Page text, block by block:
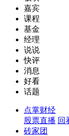
嘉宾
课程
基金
经理
说说
快评
消息
好看
话题
点掌财经
股票直播 回
砖家团